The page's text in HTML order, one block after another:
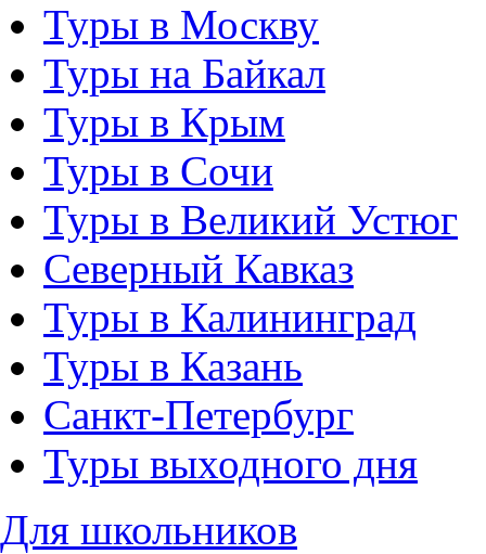
Туры в Москву
Туры на Байкал
Туры в Крым
Туры в Сочи
Туры в Великий Устюг
Северный Кавказ
Туры в Калининград
Туры в Казань
Санкт-Петербург
Туры выходного дня
Для школьников